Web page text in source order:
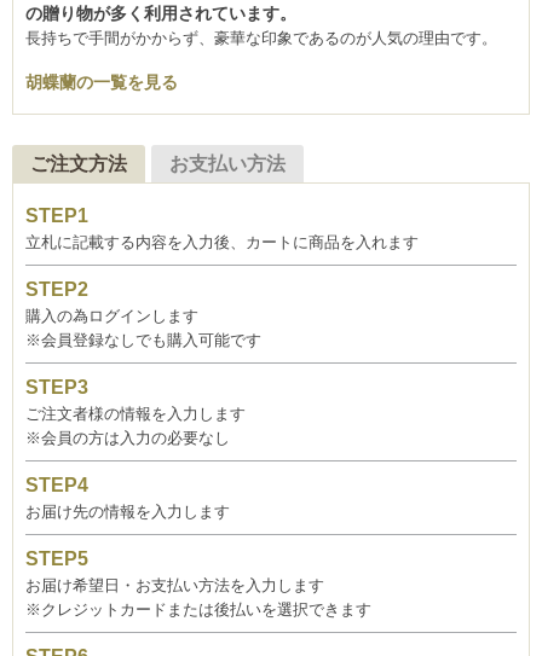
の贈り物が多く利用されています。
長持ちで手間がかからず、豪華な印象であるのが人気の理由です。
胡蝶蘭の一覧を見る
ご注文方法 お支払い方法
立札に記載する内容を入力後、カートに商品を入れます
購入の為ログインします
※会員登録なしでも購入可能です
ご注文者様の情報を入力します
※会員の方は入力の必要なし
お届け先の情報を入力します
お届け希望日・お支払い方法を入力します
※クレジットカードまたは後払いを選択できます